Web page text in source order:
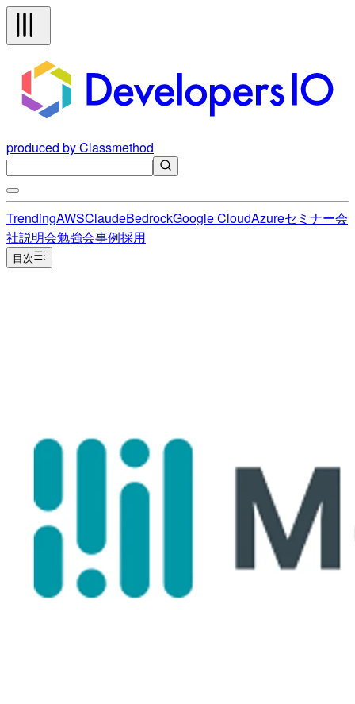
produced by Classmethod
TrendingAWSClaudeBedrockGoogle CloudAzureセミナー会
社説明会勉強会事例採用
目次